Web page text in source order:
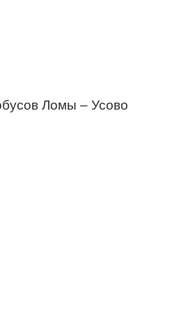
Ломы – Усово